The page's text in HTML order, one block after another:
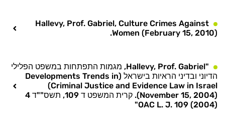
Hallevy, Prof. Gabriel, Culture Crimes Against
Women (February 15, 2010).
"Hallevy, Prof. Gabriel, מגמות התפתחות במשפט הפלילי
הדיוני ובדיני הראיות בישראל (Developments Trends in
Criminal Justice and Evidence Law in Israel)
(November 15, 2004). קרית המשפט ד 109, תשס""ד 4
OAC L. J. 109 (2004)"